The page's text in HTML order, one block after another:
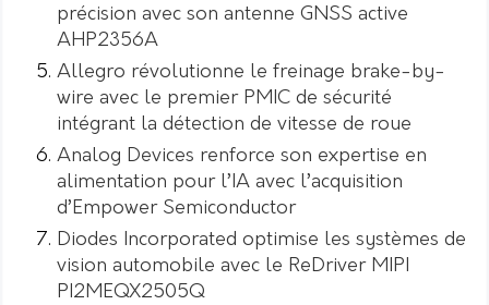
précision avec son antenne GNSS active
AHP2356A
Allegro révolutionne le freinage brake-by-
wire avec le premier PMIC de sécurité
intégrant la détection de vitesse de roue
Analog Devices renforce son expertise en
alimentation pour l’IA avec l’acquisition
d’Empower Semiconductor
Diodes Incorporated optimise les systèmes de
vision automobile avec le ReDriver MIPI
PI2MEQX2505Q